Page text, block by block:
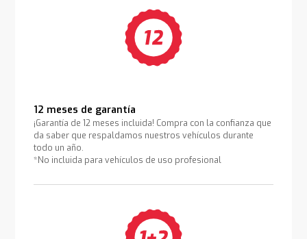
12 meses de garantía
¡Garantía de 12 meses incluida! Compra con la confianza que
da saber que respaldamos nuestros vehículos durante
todo un año.
*No incluida para vehículos de uso profesional